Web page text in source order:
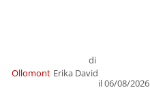
Ollomont
di
Erika David
il 06/08/2026